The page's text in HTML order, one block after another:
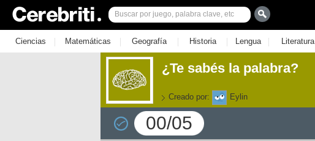
Ciencias | Matemáticas | Geografía | Historia | Lengua | Literatura
¿Te sabés la palabra?
Creado por: Eylin
00/05